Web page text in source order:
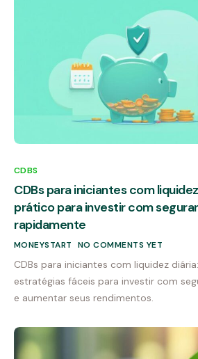
CDBS
CDBs para iniciantes com
prático para investir com
rapidamente
MONEYSTART NO COMMENTS YET
CDBs para iniciantes com liquidez
estratégias fáceis para investir com
e aumentar seus rendimentos.